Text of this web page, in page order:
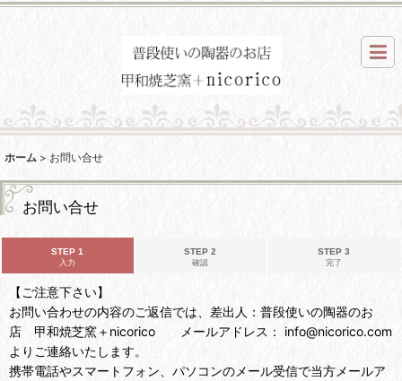
ホーム > お問い合せ
お問い合せ
STEP 1
入力
STEP 2
確認
STEP 3
完了
【ご注意下さい】
お問い合わせの内容のご返信では、差出人：普段使いの陶器のお
店 甲和焼芝窯＋nicorico メールアドレス： info@nicorico.com
よりご連絡いたします。
携帯電話やスマートフォン、パソコンのメール受信で当方メールア